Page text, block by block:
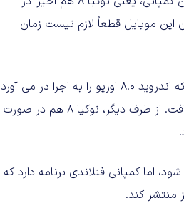
موبایل قطعاً لازم نیست زمان
اگر HMD به وعده خود پایبند بماند، Nokia 3 ارزان قیمت ترین موبایلی خواهد بود که اندروید 8.0 اوریو را به اجرا در می آورد
و به همین خاطر، محبوبیت بیشتری میان طرفداران موبایل های اندرویدی خواهد یافت. از طرف دیگر، نوکیا 8 هم در صورت
آنلاک عرضه می شود، اما کمپانی فنلاندی برنامه دارد که
منتشر کند.